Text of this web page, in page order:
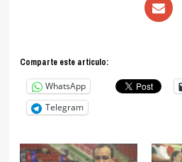
Comparte este articulo:
WhatsApp
Telegram